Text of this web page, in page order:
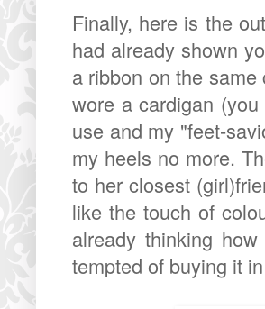
Finally, here is the
had already shown
a ribbon on the
wore a cardigan
use and my "feet-
my heels no more.
to her closest
like the touch of
already thinking
tempted of buying it